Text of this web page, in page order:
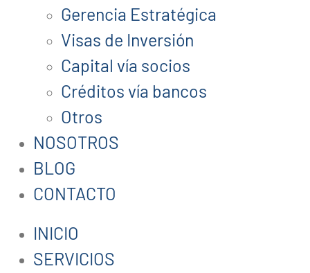
Gerencia Estratégica
Visas de Inversión
Capital vía socios
Créditos vía bancos
Otros
NOSOTROS
BLOG
CONTACTO
INICIO
SERVICIOS